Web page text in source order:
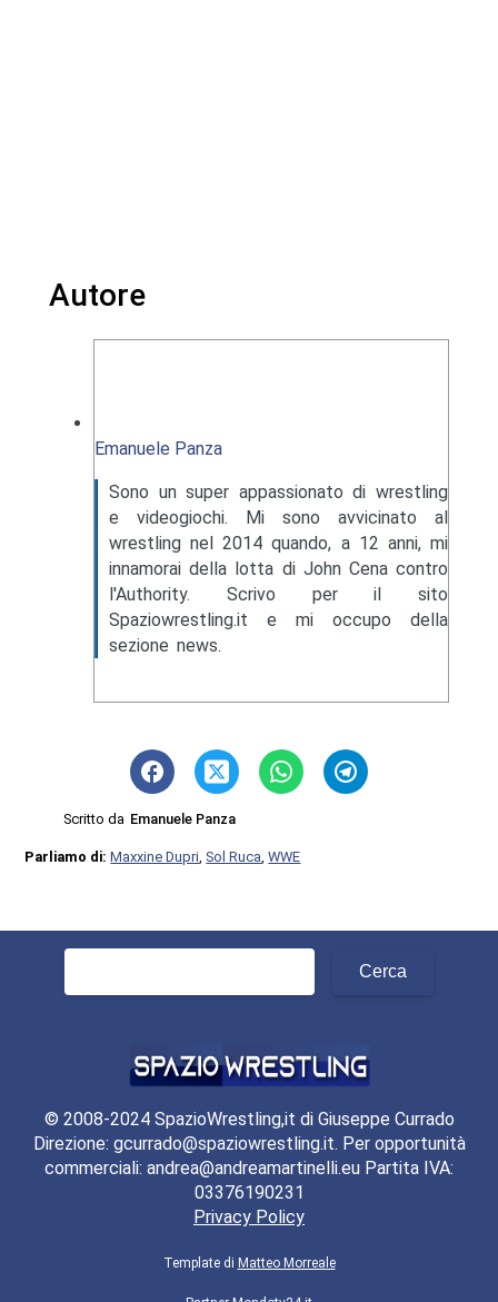
Autore
Emanuele Panza
Sono un super appassionato di wrestling
e videogiochi. Mi sono avvicinato al
wrestling nel 2014 quando, a 12 anni, mi
innamorai della lotta di John Cena contro
l'Authority. Scrivo per il sito
Spaziowrestling.it e mi occupo della
sezione news.
Scritto da Emanuele Panza
Parliamo di:Maxxine Dupri ,Sol Ruca ,WWE
Ricerca
© 2008-2024 SpazioWrestling,it di Giuseppe Currado
Direzione: gcurrado@spaziowrestling.it. Per opportunità
commerciali: andrea@andreamartinelli.eu Partita IVA:
03376190231
Privacy Policy
Template di Matteo Morreale